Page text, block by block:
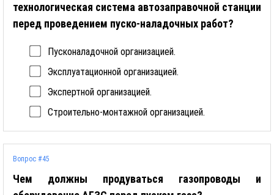
технологическая система автозаправочной станции
перед проведением пуско-наладочных работ?
Пусконаладочной организацией.
Эксплуатационной организацией.
Экспертной организацией.
Строительно-монтажной организацией.
Вопрос #45
Чем должны продуваться газопроводы и